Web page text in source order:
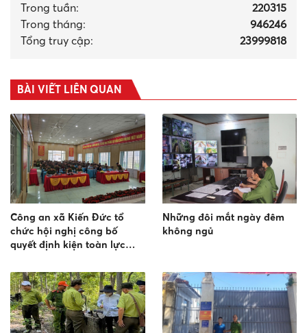
Trong tuần:
220315
Trong tháng:
946246
Tổng truy cập:
23999818
BÀI VIẾT LIÊN QUAN
Công an xã Kiến Đức tổ
chức hội nghị công bố
quyết định kiện toàn lực
ninh trật tự ở cơ sở
Những đôi mắt ngày đêm
không ngủ